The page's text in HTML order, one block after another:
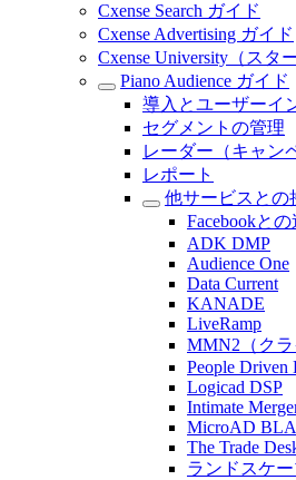
Cxense Search ガイド
Cxense Advertising ガイド
Cxense University（スタ
Piano Audience ガイド
導入とユーザーイ
セグメントの管理
レーダー（キャン
レポート
他サービスとの
Facebookと
ADK DMP
Audience One
Data Current
KANADE
LiveRamp
MMN2（クラ
People Driven
Logicad DSP
Intimate
MicroAD
The Trade
ランドスケ